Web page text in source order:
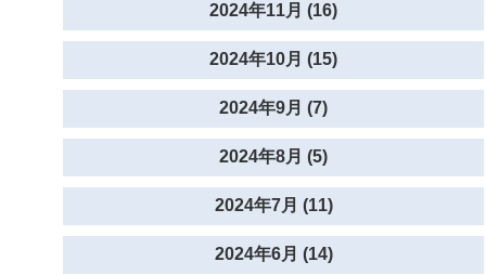
2024年11月 (16)
2024年10月 (15)
2024年9月 (7)
2024年8月 (5)
2024年7月 (11)
2024年6月 (14)